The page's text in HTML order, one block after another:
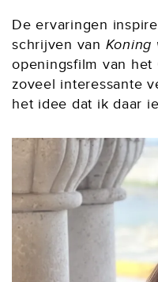
De ervaringen
schrijven van Koning
openingsfilm van het
zoveel interessante
het idee dat ik daar